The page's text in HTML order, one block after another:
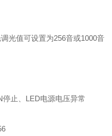
光值可设置为256音或1000音
止、LED电源电压异常